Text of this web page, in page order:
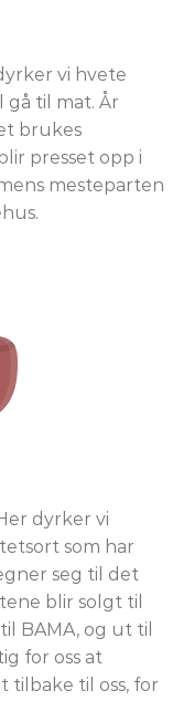
vi hvete
gå til mat. År
brukes
presset opp i
mesteparten
dyrker vi
som har
seg til det
blir solgt til
BAMA, og ut til
for oss at
til oss, for